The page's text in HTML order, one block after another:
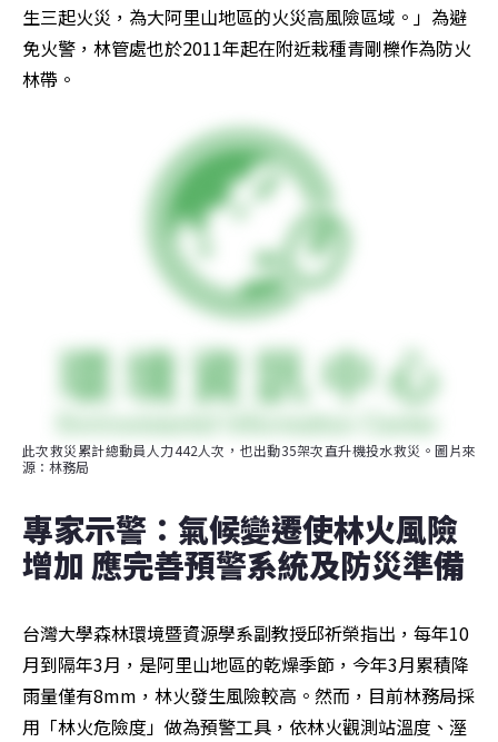
生三起火災，為大阿里山地區的火災高風險區域。」為避
免火警，林管處也於2011年起在附近栽種青剛櫟作為防火
林帶。
此次救災累計總動員人力442人次，也出動35架次直升機投水救災。圖片來
源：林務局
專家示警：氣候變遷使林火風險
增加 應完善預警系統及防災準備
台灣大學森林環境暨資源學系副教授邱祈榮指出，每年10
月到隔年3月，是阿里山地區的乾燥季節，今年3月累積降
雨量僅有8mm，林火發生風險較高。然而，目前林務局採
用「林火危險度」做為預警工具，依林火觀測站溫度、溼